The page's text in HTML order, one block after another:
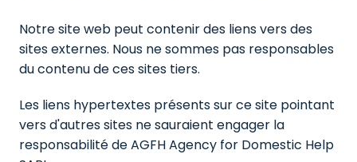
Notre site web peut contenir des liens vers des
sites externes. Nous ne sommes pas responsables
du contenu de ces sites tiers.
Les liens hypertextes présents sur ce site pointant
vers d'autres sites ne sauraient engager la
responsabilité de AGFH Agency for Domestic Help